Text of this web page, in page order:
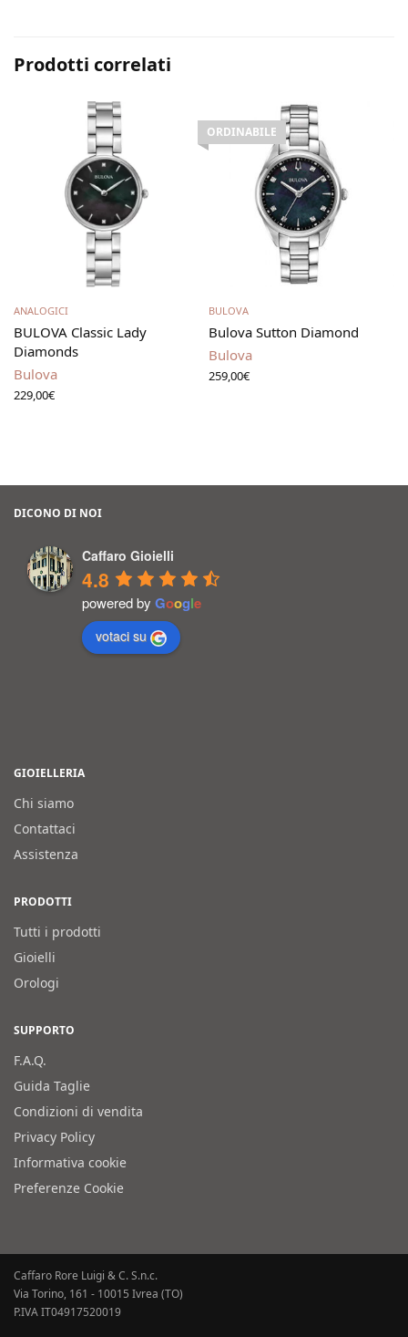
Prodotti correlati
Aggiungi al carrello
ANALOGICI
BULOVA Classic Lady
Diamonds
Bulova
229,00€
ORDINABILE
BULOVA
Bulova Sutton Diamond
Bulova
259,00€
DICONO DI NOI
Caffaro Gioielli
4.8
powered by Google
votaci su
GIOIELLERIA
Chi siamo
Contattaci
Assistenza
PRODOTTI
Tutti i prodotti
Gioielli
Orologi
SUPPORTO
F.A.Q.
Guida Taglie
Condizioni di vendita
Privacy Policy
Informativa cookie
Preferenze Cookie
Caffaro Rore Luigi & C. S.n.c.
Via Torino, 161 - 10015 Ivrea (TO)
P.IVA IT04917520019